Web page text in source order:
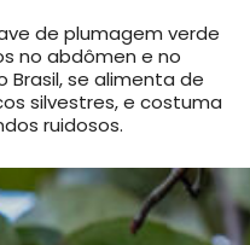
de plumagem verde
no abdômen e no
Brasil, se alimenta de
silvestres, e costuma
ruidosos.